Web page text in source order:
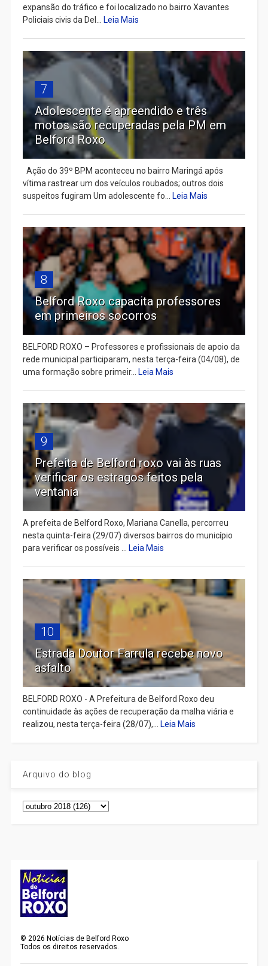
expansão do tráfico e foi localizado no bairro Xavantes
Policiais civis da Del...
Leia Mais
7
Adolescente é apreendido e três
motos são recuperadas pela PM em
Belford Roxo
Ação do 39º BPM aconteceu no bairro Maringá após
vítima rastrear um dos veículos roubados; outros dois
suspeitos fugiram Um adolescente fo...
Leia Mais
8
Belford Roxo capacita professores
em primeiros socorros
BELFORD ROXO – Professores e profissionais de apoio da
rede municipal participaram, nesta terça-feira (04/08), de
uma formação sobre primeir...
Leia Mais
9
Prefeita de Belford roxo vai às ruas
verificar os estragos feitos pela
ventania
A prefeita de Belford Roxo, Mariana Canella, percorreu
nesta quinta-feira (29/07) diversos bairros do município
para verificar os possíveis ...
Leia Mais
10
Estrada Doutor Farrula recebe novo
asfalto
BELFORD ROXO - A Prefeitura de Belford Roxo deu
continuidade às ações de recuperação da malha viária e
realizou, nesta terça-feira (28/07),...
Leia Mais
Arquivo do blog
©2026 Notícias de Belford Roxo
Todos os direitos reservados.